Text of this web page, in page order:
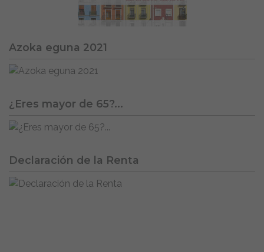
Azoka eguna 2021
¿Eres mayor de 65?...
Declaración de la Renta